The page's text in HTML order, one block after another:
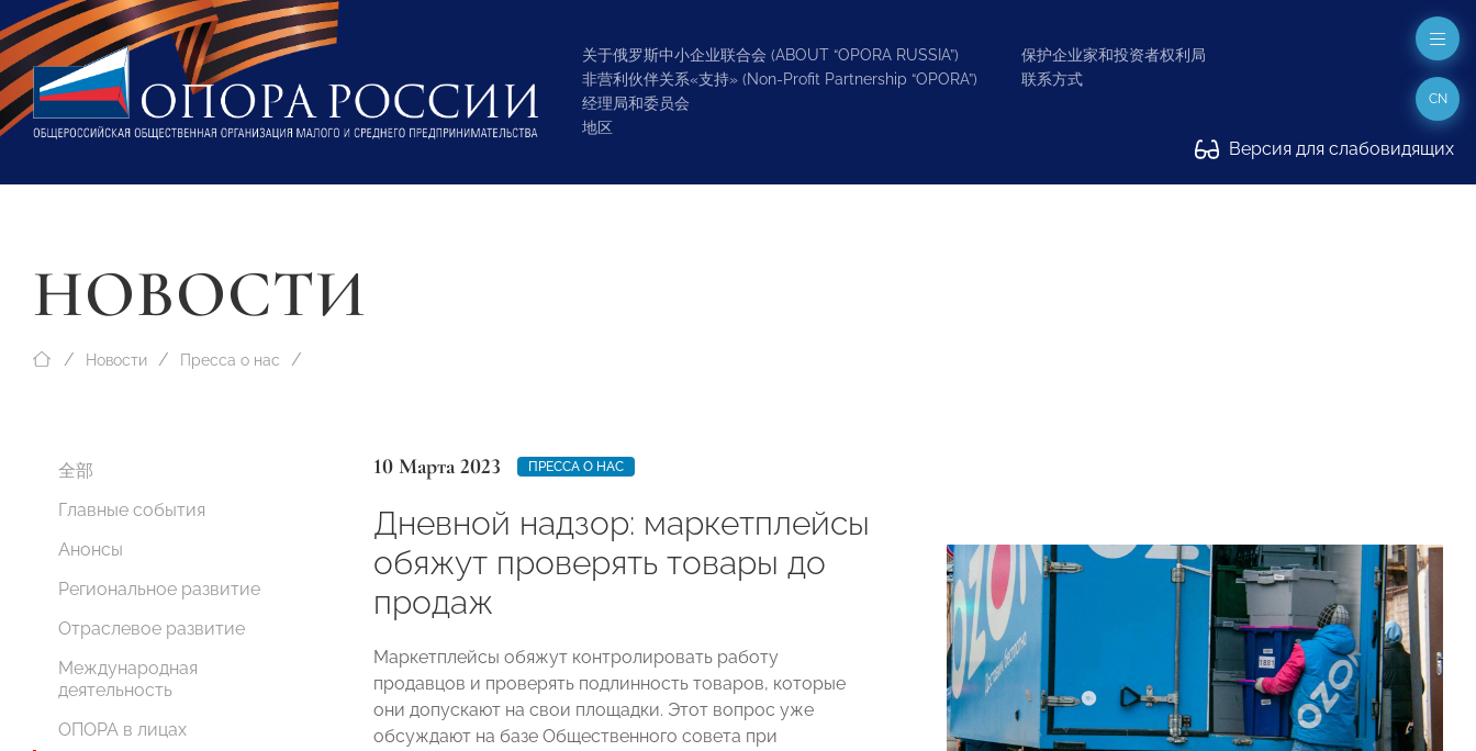
关于俄罗斯中小企业联合会 (ABOUT “OPORA RUSSIA”)
非营利伙伴关系«支持» (Non-Profit Partnership “OPORA”)
经理局和委员会
地区
保护企业家和投资者权利局
联系方式
Версия для слабовидящих
CN
НОВОСТИ
Новости Пресса о нас
全部
Главные события
Анонсы
Региональное развитие
Отраслевое развитие
Международная
деятельность
ОПОРА в лицах
10 Марта 2023 ПРЕССА О НАС
Дневной надзор: маркетплейсы
обяжут проверять товары до
продаж
Маркетплейсы обяжут контролировать работу
продавцов и проверять подлинность товаров, которые
они допускают на свои площадки. Этот вопрос уже
обсуждают на базе Общественного совета при